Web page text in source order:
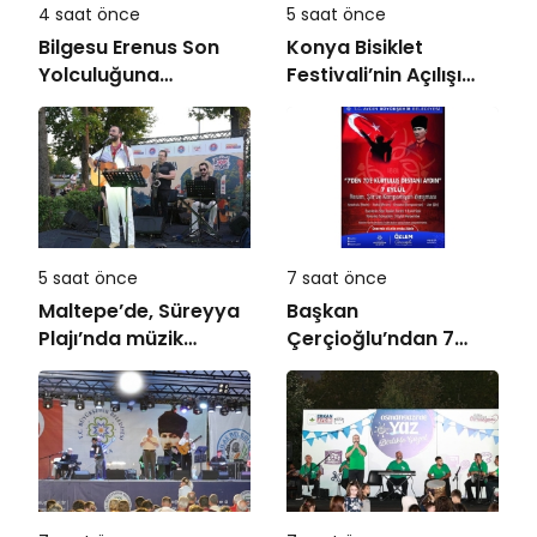
4 saat önce
Bilgesu Erenus Son
Yolculuğuna
Uğurlandı
5 saat önce
Konya Bisiklet
Festivali’nin Açılışı
Coşkuyla Gerçekleşti
5 saat önce
Maltepe’de, Süreyya
Plajı’nda müzik
ziyafeti
7 saat önce
Başkan
Çerçioğlu’ndan 7
Eylül Temalı Ödüllü
Resim, Şiir ve
Kompozisyon
Yarışması